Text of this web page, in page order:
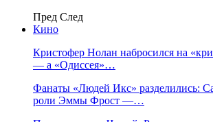
Пред След
Кино
Кристофер Нолан набросился на
— а «Одиссея»…
Фанаты «Людей Икс» разделились:
роли Эммы Фрост —…